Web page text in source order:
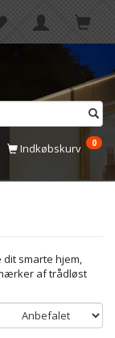
Indkøbskurv 0
smarte hjem,
af trådløst